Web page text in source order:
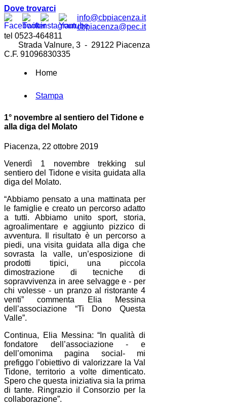
Dove trovarci
info@cbpiacenza.it
cbpiacenza@pec.it
tel 0523-464811
Strada Valnure, 3 - 29122 Piacenza
C.F. 91096830335
Home
Stampa
1° novembre al sentiero del Tidone e
alla diga del Molato
Piacenza, 22 ottobre 2019
Venerdì 1 novembre trekking sul
sentiero del Tidone e visita guidata alla
diga del Molato.
“Abbiamo pensato a una mattinata per
le famiglie e creato un percorso adatto
a tutti. Abbiamo unito sport, storia,
agroalimentare e aggiunto pizzico di
avventura. Il risultato è un percorso a
piedi, una visita guidata alla diga che
sovrasta la valle, un’esposizione di
prodotti tipici, una piccola
dimostrazione di tecniche di
sopravvivenza in aree selvagge e - per
chi volesse - un pranzo al ristorante 4
venti” commenta Elia Messina
dell’associazione “Ti Dono Questa
Valle”.
Continua, Elia Messina: “In qualità di
fondatore dell’associazione - e
dell’omonima pagina social- mi
prefiggo l’obiettivo di valorizzare la Val
Tidone, territorio a volte dimenticato.
Spero che questa iniziativa sia la prima
di tante. Ringrazio il Consorzio per la
collaborazione”.